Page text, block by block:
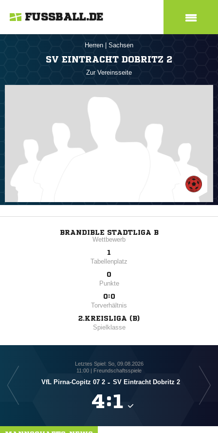
FUSSBALL.DE
Herren Sachsen
SV EINTRACHT DOBRITZ 2
Zur Vereinsseite
BRANDIBLE STADTLIGA B
Wettbewerb
1
Tabellenplatz
0
Punkte
0:0
Torverhältnis
2.KREISLIGA (B)
Spielklasse
Letztes Spiel: So, 09.08.2026
11:00 | Freundschaftsspiele
VfL Pirna-Copitz 07 2 - SV Eintracht Dobritz 2
: